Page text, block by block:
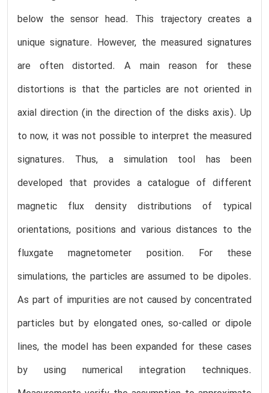
below the sensor head. This trajectory creates a
unique signature. However, the measured signatures
are often distorted. A main reason for these
distortions is that the particles are not oriented in
axial direction (in the direction of the disks axis). Up
to now, it was not possible to interpret the measured
signatures. Thus, a simulation tool has been
developed that provides a catalogue of different
magnetic flux density distributions of typical
orientations, positions and various distances to the
fluxgate magnetometer position. For these
simulations, the particles are assumed to be dipoles.
As part of impurities are not caused by concentrated
particles but by elongated ones, so-called or dipole
lines, the model has been expanded for these cases
by using numerical integration techniques.